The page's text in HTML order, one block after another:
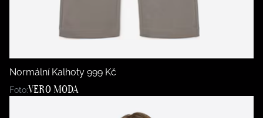
Normální Kalhoty 999 Kč
Foto:VERO MODA